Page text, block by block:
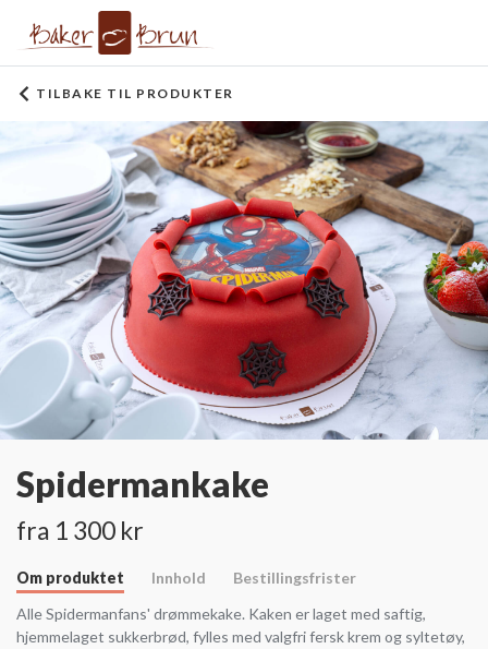
TILBAKE TIL PRODUKTER
Spidermankake
fra 1 300 kr
Om produktet Innhold
Bestillingsfrister
Alle Spidermanfans' drømmekake. Kaken er laget med saftig,
hjemmelaget sukkerbrød, fylles med valgfri fersk krem og syltetøy,